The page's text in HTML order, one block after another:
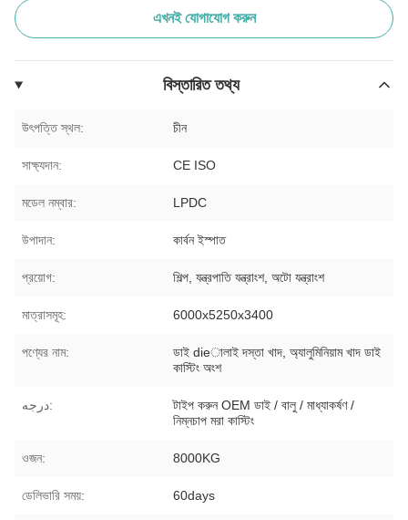
এখনই যোগাযোগ করুন
বিস্তারিত তথ্য
উৎপত্তি স্থল: চীন
সাক্ষ্যদান: CE ISO
মডেল নম্বার: LPDC
উপাদান: কার্বন ইস্পাত
প্রয়োগ: শিল্প, যন্ত্রপাতি যন্ত্রাংশ, অটো যন্ত্রাংশ
মাত্রাসমূহ: 6000x5250x3400
পণ্যের নাম:
ডাই dieালাই দস্তা খাদ, অ্যালুমিনিয়াম খাদ ডাই
কাস্টিং অংশ
درجه:
টাইপ করুন OEM ডাই / বালু / মাধ্যাকর্ষণ /
নিম্নচাপ মরা কাস্টিং
ওজন: 8000KG
ডেলিভারি সময়: 60days